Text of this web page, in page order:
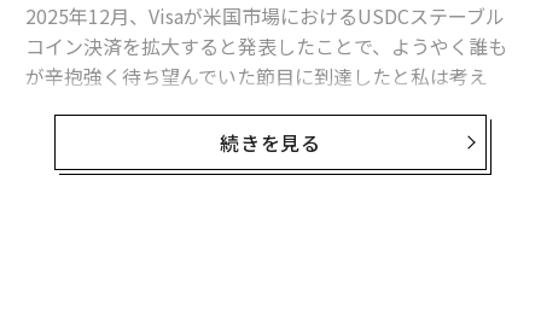
2025年12月、Visaが米国市場におけるUSDCステーブル
コイン決済を拡大すると発表したことで、ようやく誰も
が辛抱強く待ち望んでいた節目に到達したと私は考え
だ。つまり、米国の銀行は初めて、従来のドルと同じく
らいシームレスに、暗号資産ベースのステーブルコイン
続きを見る